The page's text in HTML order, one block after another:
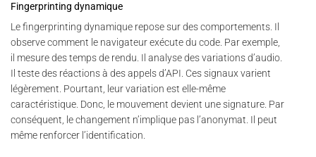
Fingerprinting dynamique
Le fingerprinting dynamique repose sur des comportements. Il
observe comment le navigateur exécute du code. Par exemple,
il mesure des temps de rendu. Il analyse des variations d’audio.
Il teste des réactions à des appels d’API. Ces signaux varient
légèrement. Pourtant, leur variation est elle-même
caractéristique. Donc, le mouvement devient une signature. Par
conséquent, le changement n’implique pas l’anonymat. Il peut
même renforcer l’identification.